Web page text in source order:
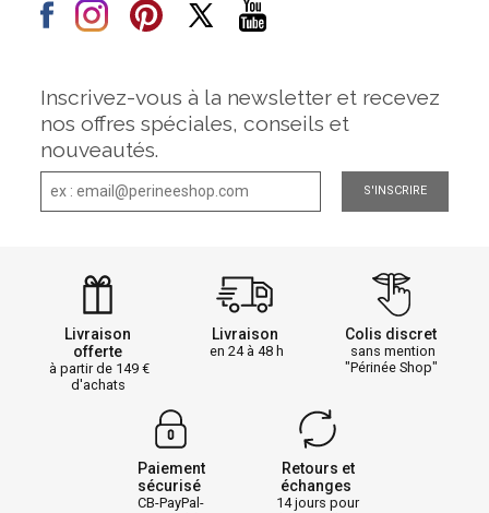
Inscrivez-vous à la newsletter et recevez
nos offres spéciales, conseils et
nouveautés.
S'INSCRIRE
Livraison
offerte
à partir de 149
d'achats
Livraison
en 24 à 48 h
Colis discret
sans mention
"Périnée Shop"
Paiement
sécurisé
CB-PayPal-
Retours et
échanges
14 jours pour